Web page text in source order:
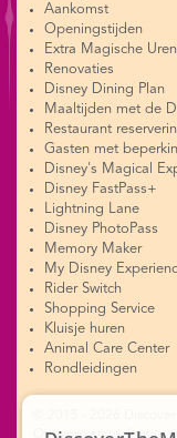
Aankomst
Openingstijden
Extra Magische Uren
Renovaties
Disney Dining Plan
Maaltijden met de
Restaurant
Gasten met
Disney's Magical
Disney FastPass+
Lightning Lane
Disney PhotoPass
Memory Maker
My Disney
Rider Switch
Shopping Service
Kluisje huren
Animal Care Center
Rondleidingen
Ontwerp en realisatie: